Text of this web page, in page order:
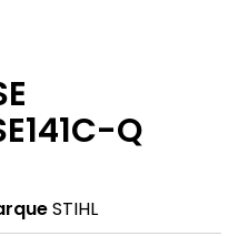
Q
STIHL